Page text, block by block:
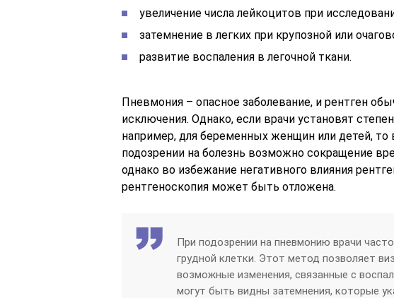
увеличение числа лейкоцитов при
затемнение в легких при крупозной или
развитие воспаления в легочной ткани.
Пневмония – опасное заболевание, и рентген
исключения. Однако, если врачи установят
например, для беременных женщин или детей,
подозрении на болезнь возможно сокращение
однако во избежание негативного влияния
рентгеноскопия может быть отложена.
При подозрении на пневмонию врачи
грудной клетки. Этот метод позволяет
возможные изменения, связанные с
могут быть видны затемнения, которые